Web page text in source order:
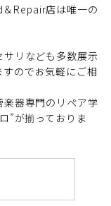
Repair店は唯一の
リなども多数展示
のでお気軽にご相
楽器専門のリペア学
”が揃っておりま